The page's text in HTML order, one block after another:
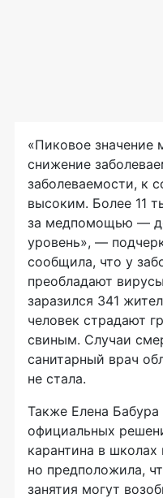
«Пиковое значение
снижение
заболеваемости, к
высоким. Более 11
за медпомощью —
уровень», —
сообщила, что у
преобладают
заразился 341
человек страдают
свиным. Случаи
санитарный врач
не стала.
Также Елена Бабура
официальных
карантина в
но предположила,
занятия могут